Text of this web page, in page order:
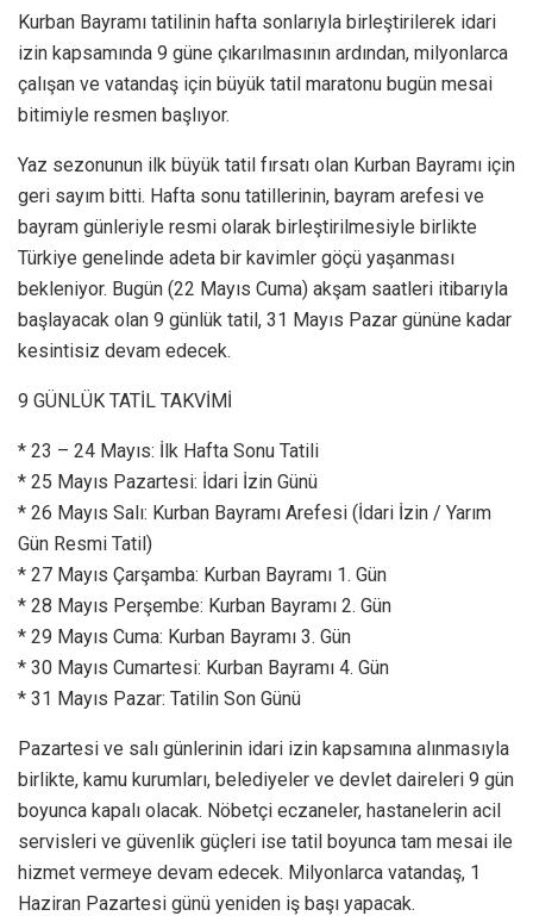
Kurban Bayramı tatilinin hafta sonlarıyla birleştirilerek idari
izin kapsamında 9 güne çıkarılmasının ardından, milyonlarca
çalışan ve vatandaş için büyük tatil maratonu bugün mesai
bitimiyle resmen başlıyor.
Yaz sezonunun ilk büyük tatil fırsatı olan Kurban Bayramı için
geri sayım bitti. Hafta sonu tatillerinin, bayram arefesi ve
bayram günleriyle resmi olarak birleştirilmesiyle birlikte
Türkiye genelinde adeta bir kavimler göçü yaşanması
bekleniyor. Bugün (22 Mayıs Cuma) akşam saatleri itibarıyla
başlayacak olan 9 günlük tatil, 31 Mayıs Pazar gününe kadar
kesintisiz devam edecek.
9 GÜNLÜK TATİL TAKVİMİ
* 23 – 24 Mayıs: İlk Hafta Sonu Tatili
* 25 Mayıs Pazartesi: İdari İzin Günü
* 26 Mayıs Salı: Kurban Bayramı Arefesi (İdari İzin / Yarım
Gün Resmi Tatil)
* 27 Mayıs Çarşamba: Kurban Bayramı 1. Gün
* 28 Mayıs Perşembe: Kurban Bayramı 2. Gün
* 29 Mayıs Cuma: Kurban Bayramı 3. Gün
* 30 Mayıs Cumartesi: Kurban Bayramı 4. Gün
* 31 Mayıs Pazar: Tatilin Son Günü
Pazartesi ve salı günlerinin idari izin kapsamına alınmasıyla
birlikte, kamu kurumları, belediyeler ve devlet daireleri 9 gün
boyunca kapalı olacak. Nöbetçi eczaneler, hastanelerin acil
servisleri ve güvenlik güçleri ise tatil boyunca tam mesai ile
hizmet vermeye devam edecek. Milyonlarca vatandaş, 1
Haziran Pazartesi günü yeniden iş başı yapacak.